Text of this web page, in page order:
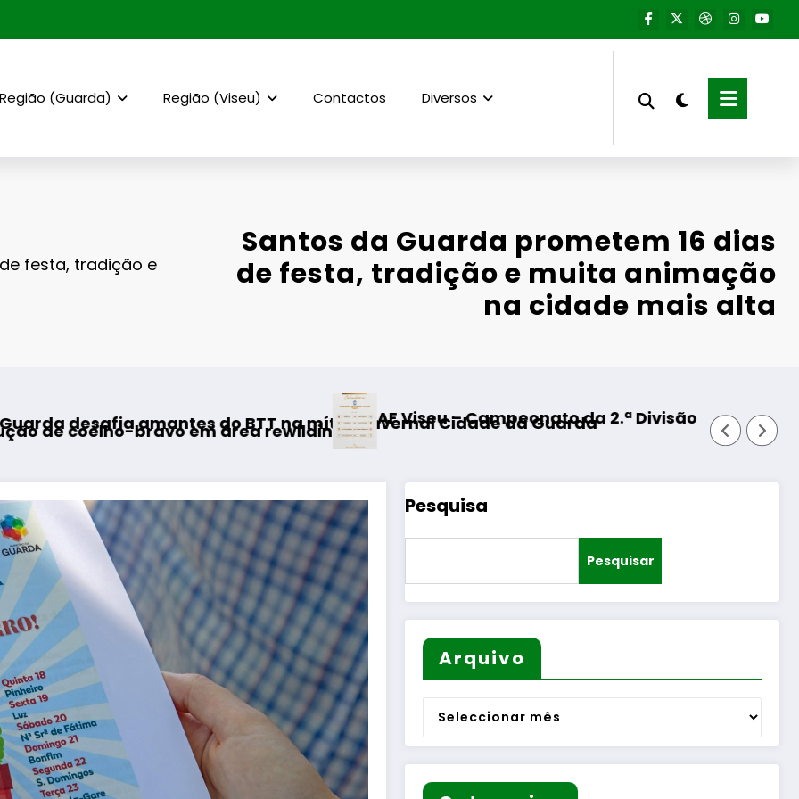
Região (Guarda) Região (Viseu) Contactos Diversos
festa, tradição e
Santos da Guarda prometem 16 dias
de festa, tradição e muita animação
na cidade mais alta
rewilding
BTT na mítica Invernal Cidade da Guarda
AF Viseu – Campeonato da 2.ª Divisão Distrital – ISOJOFER sorteado
Fornos de Algodres – Momento
Pesquisa
Pesquisar
Arquivo
Arquivo